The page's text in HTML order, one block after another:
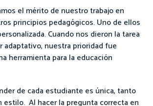
el mérito de nuestro trabajo en
principios pedagógicos. Uno de ellos
Cuando nos dieron la tarea
adaptativo, nuestra prioridad fue
herramienta para la educación
de cada estudiante es única, tanto
estilo. Al hacer la pregunta correcta en